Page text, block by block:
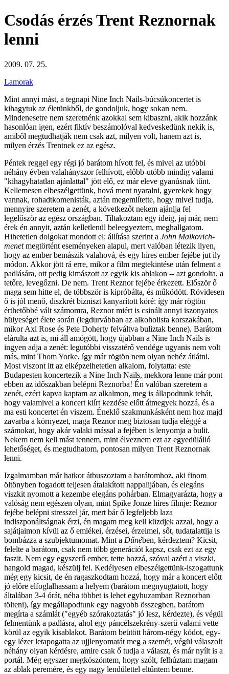
Csodás érzés Trent Reznornak
lenni
2009. 07. 25.
Lamorak
Mint annyi mást, a tegnapi Nine Inch Nails-búcsúkoncertet is
kihagytuk az életünkből, de gondoljuk, hogy sokan nem.
Mindenesetre nem szeretnénk azokkal sem kibaszni, akik hozzánk
hasonlóan igen, ezért fiktív beszámolóval kedveskedünk nekik is,
amiből megtudhatják nem csak azt, milyen volt, hanem azt is,
milyen érzés Trentnek ez az egész.
Péntek reggel egy régi jó barátom hívott fel, és mivel az utóbbi
néhány évben valahányszor felhívott, előbb-utóbb mindig valami
"kihagyhatatlan ajánlattal" jött elő, ez már eleve gyanúsnak tűnt.
Kellemesen elbeszélgettünk, hová ment nyaralni, gyerekek hogy
vannak, rohadtkomenisták, aztán megemlítette, hogy mivel tudja,
mennyire szeretem a zenét, a következőt nekem ajánlja fel
legelőször az egész országban. Tiltakoztam egy ideig, jaj már, nem
érek én annyit, aztán kelletlenül beleegyeztem, meghallgatom.
Hihetetlen dolgokat mondott el: állítása szerint a John Malkovich-
menetmegtörtént eseményeken alapul, mert valóban létezik ilyen,
hogy az ember bemászik valahová, és egy híres ember fejébe jut ily
módon. Akkor jött rá erre, mikor a film megtekintése után felment a
padlására, ott pedig kimászott az egyik kis ablakon -- azt gondolta, a
tetőre, levegőzni. De nem. Trent Reznor fejébe érkezett. Először ő
maga sem hitte el, de többször is kipróbálta, és működött. Rövidesen
ő is jól menő, diszkrét bizniszt kanyarított köré: így már rögtön
érthetőbbé vált számomra, Reznor miért is csinált annyi iszonyatos
hülyeséget élete során (legdurvábban az alkoholista korszakában,
mikor Axl Rose és Pete Doherty felváltva buliztak benne). Barátom
elárulta azt is, mi áll amögött, hogy újabban a Nine Inch Nails is
ingyen adja a zenét: legutóbbi visszatérő vendége ugyanis nem volt
más, mint Thom Yorke, így már rögtön nem olyan nehéz átlátni.
Most viszont itt az elképzelhetetlen alkalom, folytatta: este
Budapesten koncertezik a Nine Inch Nails, mekkora lenne már pont
ebben az időszakban belépni Reznorba! Én valóban szeretem a
zenét, ezért kapva kaptam az alkalmon, meg is állapodtunk tehát,
hogy valamivel a koncert kiírt kezdése előtt átmegyek hozzá, és a
ma esti koncertet én viszem. Éneklő szakmunkásként nem hoz majd
zavarba a környezet, maga Reznor meg biztosan tudja eléggé a
számokat, hogy akár valaki mással a fejében is lenyomja a bulit.
Nekem nem kell mást tennem, mint élveznem ezt az egyedülálló
lehetőséget, és megtudhatom, pontosan milyen Trent Reznornak
lenni.
Izgalmamban már hatkor átbuszoztam a barátomhoz, aki finom
öltönyben fogadott teljesen átalakított nappalijában, és elegáns
viszkit nyomott a kezembe elegáns pohárban. Elmagyarázta, hogy a
valóság nem egészen olyan, mint Spike Jonze híres filmje: Reznor
fejébe belépni stresszel jár, mert bár ő legfeljebb laza
indiszponáltságnak érzi, én magam meg kell küzdjek azzal, hogy a
sajátjaimon kívül az ő emlékei, érzései, érzelmei, sőt, tudatalattija is
bombázza a szubjektumomat. Mint a Dűnében, kérdeztem? Kicsit,
felelte a barátom, csak nem több generációt kapsz, csak ezt az egy
faszit. Nem egy egyszerű ember, tette hozzá, szóval azért a viszki,
hangold magad, készülj fel. Kedélyesen elbeszélgettünk-iszogattunk
még egy kicsit, de én ragaszkodtam hozzá, hogy már a koncert előtt
jó előre elfoglalhassam a helyem (barátom megnyugtatott, hogy
általában 3-4 órát, néha többet is lehet egyhuzamban Reznorban
tölteni), így megállapodtunk egy nagyobb összegben, barátom
megírta a számlát ("egyéb szórakoztatás" jó lesz, kérdezte), és végül
felmentünk a padlásra, ahol egy páncélszekrény-szerű valami vette
körül az egyik kisablakot. Barátom beütött három-négy kódot, egy-
egy lézer letapogatta az ujjlenyomatát meg a szemét, végül válaszolt
néhány olyan kérdésre, amire csak ő tudja a választ, és már nyílt is a
portál. Még egyszer megköszöntem, hogy szólt, felhúztam magam
az ablak peremére, és egy nagy lendülettel eltűntem benne.